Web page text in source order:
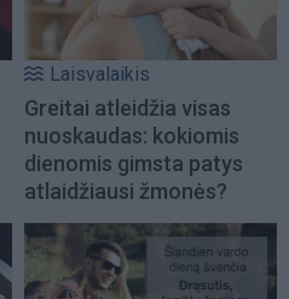
Laisvalaikis
Greitai atleidžia visas
nuoskaudas: kokiomis
dienomis gimsta patys
atlaidžiausi žmonės?